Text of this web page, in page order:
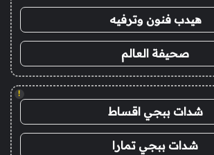
هيدب فنون وترفيه
صحيفة العالم
!
شدات ببجي اقساط
شدات ببجي تمارا